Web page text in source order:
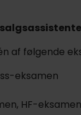
af følgende
eksamen
HF-